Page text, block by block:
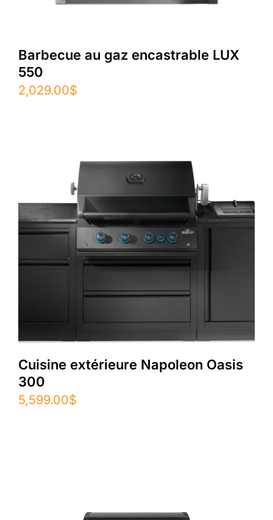
Barbecue au gaz encastrable LUX
550
2,029.00$
Cuisine extérieure Napoleon Oasis
300
5,599.00$